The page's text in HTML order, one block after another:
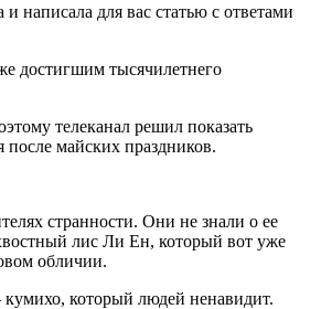
написала для вас статью с ответами
достигшим тысячилетнего
телеканал решил показать
майских праздников.
странности. Они не знали о ее
лис Ли Ен, который вот уже
обличии.
который людей ненавидит.